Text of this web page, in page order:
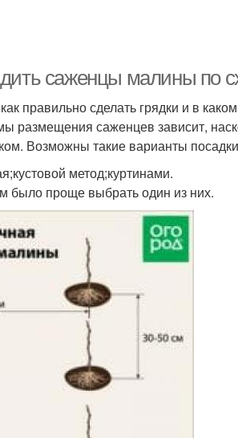
саженцы малины по
правильно сделать грядки и в
размещения саженцев зависит,
Возможны такие варианты
метод;куртинами.
было проще выбрать один из них.